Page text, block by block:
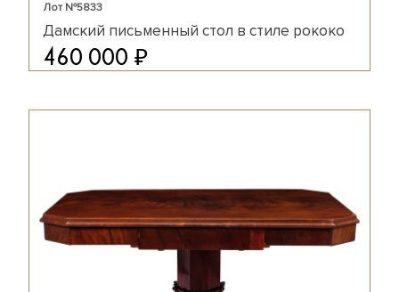
Лот №5833
Дамский письменный стол в стиле рококо
460 000 ₽